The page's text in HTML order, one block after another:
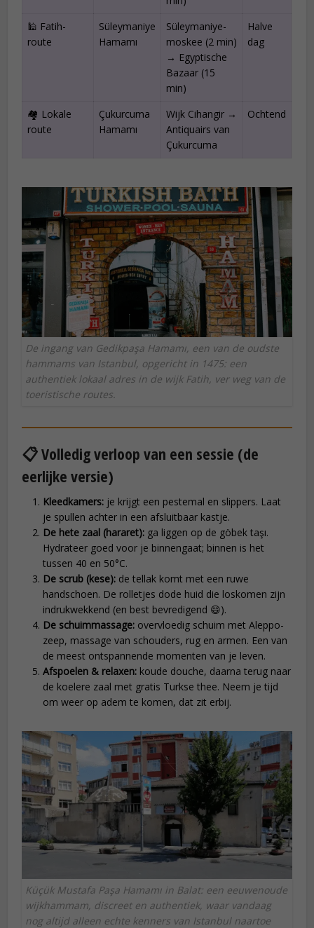
🕌 Fatih-
route
Süleymaniye
Hamamı
Süleymaniye-
moskee (2 min)
→ Egyptische
Bazaar (15
min)
Halve
dag
🏘️ Lokale
route
Çukurcuma
Hamamı
Wijk Cihangir →
Antiquairs van
Çukurcuma
Ochtend
De ingang van Gedikpaşa Hamamı, een van de oudste
hammams van Istanbul, opgericht in 1475: een
authentiek lokaal adres in de wijk Fatih, ver weg van de
toeristische routes.
📋 Volledig verloop van een sessie (de
eerlijke versie)
Kleedkamers: je krijgt een pestemal en slippers. Laat
je spullen achter in een afsluitbaar kastje.
De hete zaal (hararet): ga liggen op de göbek taşı.
Hydrateer goed voor je binnengaat; binnen is het
tussen 40 en 50°C.
De scrub (kese): de tellak komt met een ruwe
handschoen. De rolletjes dode huid die loskomen zijn
indrukwekkend (en best bevredigend 😄).
De schuimmassage: overvloedig schuim met Aleppo-
zeep, massage van schouders, rug en armen. Een van
de meest ontspannende momenten van je leven.
Afspoelen & relaxen: koude douche, daarna terug naar
de koelere zaal met gratis Turkse thee. Neem je tijd
om weer op adem te komen, dat zit erbij.
Küçük Mustafa Paşa Hamamı in Balat: een eeuwenoude
wijkhammam, discreet en authentiek, waar vandaag
nog altijd alleen echte kenners van Istanbul naartoe